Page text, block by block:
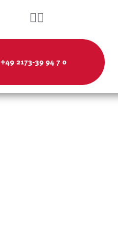
+49 2173-39 94 7 0